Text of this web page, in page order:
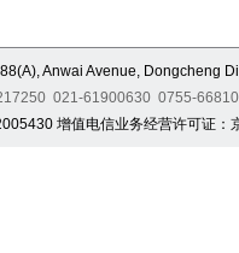
Anwai Avenue, Dongcheng
021-61900630 0755-
增值电信业务经营许可证：